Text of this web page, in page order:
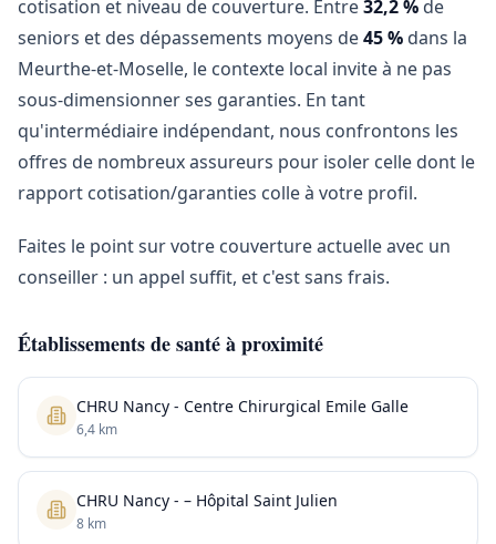
cotisation et niveau de couverture. Entre32,2 % de
seniors et des dépassements moyens de45 % dans la
Meurthe-et-Moselle, le contexte local invite à ne pas
sous-dimensionner ses garanties. En tant
qu'intermédiaire indépendant, nous confrontons les
offres de nombreux assureurs pour isoler celle dont le
rapport cotisation/garanties colle à votre profil.
Faites le point sur votre couverture actuelle avec un
conseiller : un appel suffit, et c'est sans frais.
Établissements de santé à proximité
CHRU Nancy - Centre Chirurgical Emile Galle
6,4 km
CHRU Nancy - – Hôpital Saint Julien
8 km